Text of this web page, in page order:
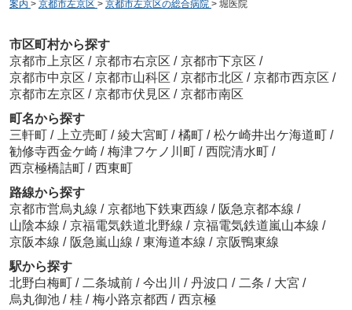
案内 > 京都市左京区 > 京都市左京区の総合病院 > 堀医院
市区町村から探す
京都市上京区 / 京都市右京区 / 京都市下京区 /
京都市中京区 / 京都市山科区 / 京都市北区 / 京都市西京区 /
京都市左京区 / 京都市伏見区 / 京都市南区
町名から探す
三軒町 / 上立売町 / 綾大宮町 / 橘町 / 松ケ崎井出ケ海道町 /
勧修寺西金ケ崎 / 梅津フケノ川町 / 西院清水町 /
西京極橋詰町 / 西東町
路線から探す
京都市営烏丸線 / 京都地下鉄東西線 / 阪急京都本線 /
山陰本線 / 京福電気鉄道北野線 / 京福電気鉄道嵐山本線 /
京阪本線 / 阪急嵐山線 / 東海道本線 / 京阪鴨東線
駅から探す
北野白梅町 / 二条城前 / 今出川 / 丹波口 / 二条 / 大宮 /
烏丸御池 / 桂 / 梅小路京都西 / 西京極